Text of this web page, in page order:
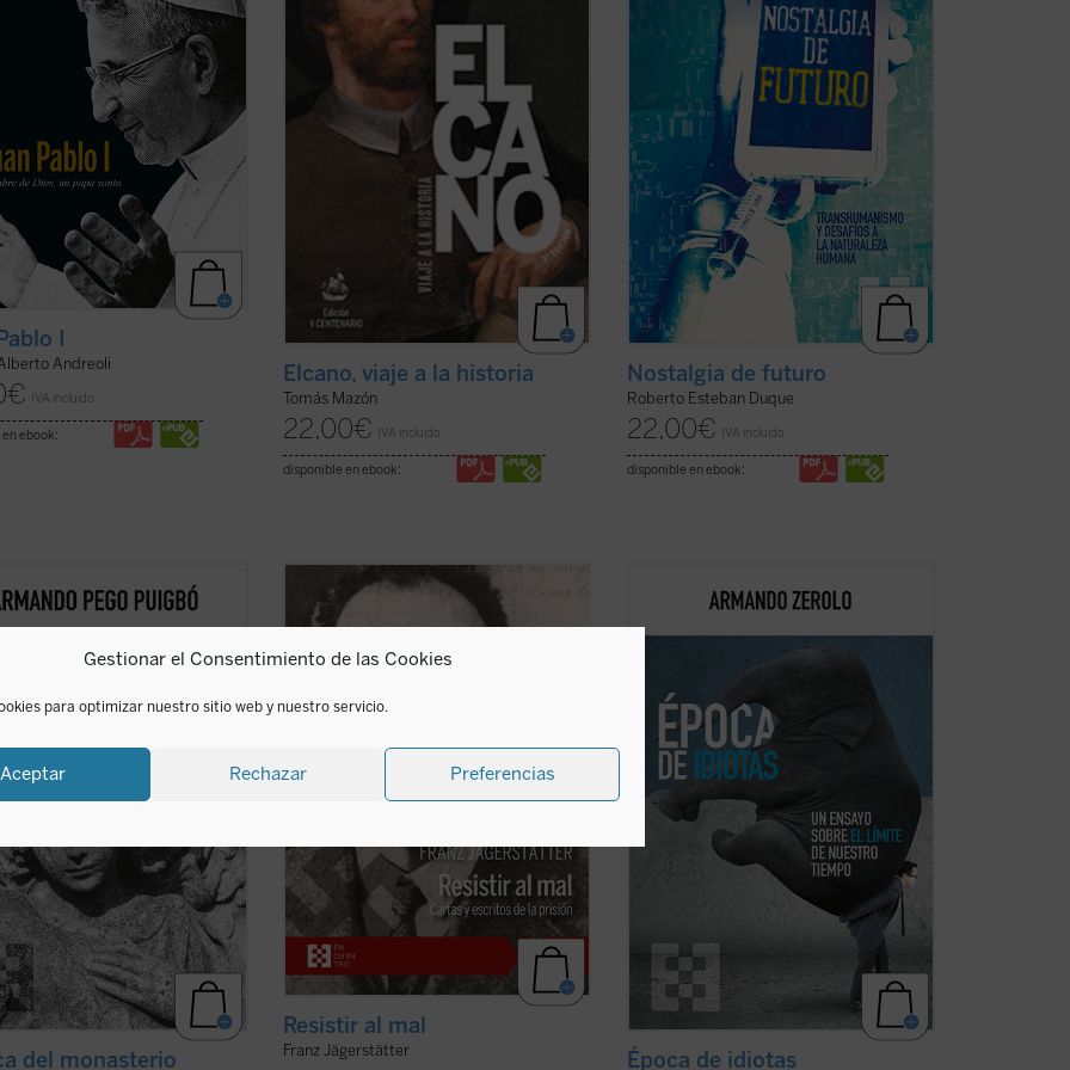
Gestionar el Consentimiento de las Cookies
para optimizar nuestro sitio web y nuestro servicio.
Aceptar Rechazar Preferencias
gracia de conocer
al beato ...(ver ficha)
I
Andreoli
€ IVA incluido
ebook:
Provincial de Sevilla...
Elcano, viaje a la historia
Tomás Mazón
22,00€ IVA incluido
disponible en ebook:
transhumanistas: «crear en el sentido
que se quiera la propia ...(ver ficha)
Nostalgia de futuro
Roberto Esteban Duque
22,00€ IVA incluido
disponible en ebook:
del monasterioreflexiona
de las tres figuras: el
humanista fundada en la
del monasterio
Franz Jägerstätter, campesino austriaco,
casado, padre de tres niñas y ferviente
negarse a servir en el ejército nazi. Se
castellano todos los escritos de
Resistir al mal
Franz Jägerstätter
«Hablar bien de nuestra época resulta
de este ensayo. Estamos ante un libro
que procura señalar precisamente los
aspectos positivos de una sociedad que,
sin duda, está empeñada en no verlos. ...
(ver ficha)
Época de idiotas